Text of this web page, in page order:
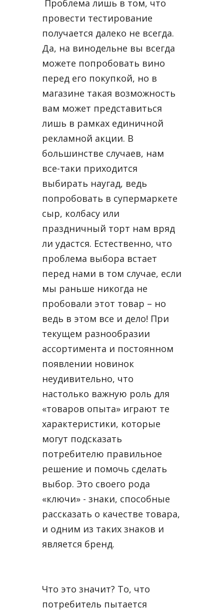
Проблема лишь в том, что
провести тестирование
получается далеко не всегда.
Да, на винодельне вы всегда
можете попробовать вино
перед его покупкой, но в
магазине такая возможность
вам может представиться
лишь в рамках единичной
рекламной акции. В
большинстве случаев, нам
все-таки приходится
выбирать наугад, ведь
попробовать в супермаркете
сыр, колбасу или
праздничный торт нам вряд
ли удастся. Естественно, что
проблема выбора встает
перед нами в том случае, если
мы раньше никогда не
пробовали этот товар – но
ведь в этом все и дело! При
текущем разнообразии
ассортимента и постоянном
появлении новинок
неудивительно, что
настолько важную роль для
«товаров опыта» играют те
характеристики, которые
могут подсказать
потребителю правильное
решение и помочь сделать
выбор. Это своего рода
«ключи» - знаки, способные
рассказать о качестве товара,
и одним из таких знаков и
является бренд.
Что это значит? То, что
потребитель пытается